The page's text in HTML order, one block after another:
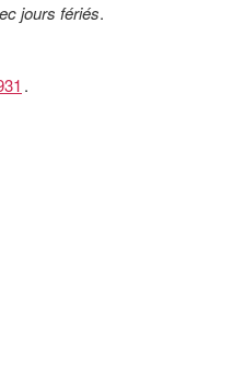
jours fériés.
.